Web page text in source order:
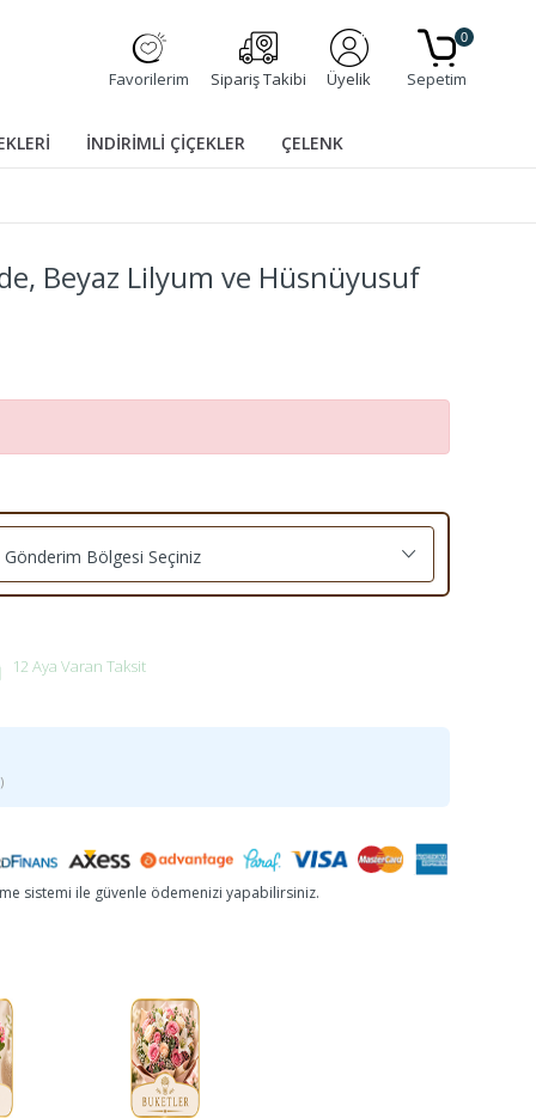
Favorilerim Sipariş Takibi Üyelik Sepetim
0
İNDİRİMLİ ÇİÇEKLER ÇELENK
Beyaz Lilyum ve Hüsnüyusuf
Gönderim Bölgesi Seçiniz
12 Aya Varan Taksit
sistemi ile güvenle ödemenizi yapabilirsiniz.